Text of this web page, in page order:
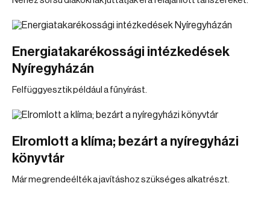
Energiatakarékossági intézkedések
Nyíregyházán
Felfüggyesztik például a fűnyírást.
Elromlott a klíma; bezárt a nyíregyházi
könyvtár
Már megrendeélték a javításhoz szükséges alkatrészt.